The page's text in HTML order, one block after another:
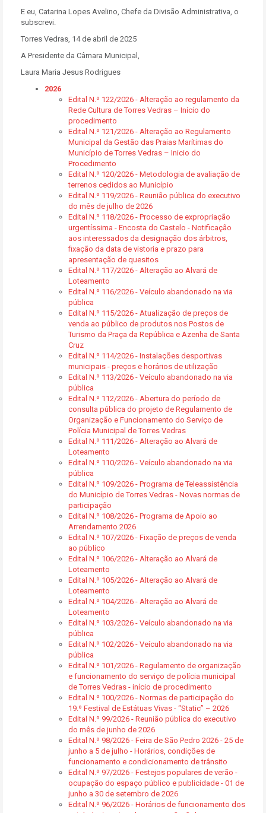
E eu, Catarina Lopes Avelino, Chefe da Divisão Administrativa, o
subscrevi.
Torres Vedras, 14 de abril de 2025
A Presidente da Câmara Municipal,
Laura Maria Jesus Rodrigues
2026
Edital N.º 122/2026 - Alteração ao regulamento da
Rede Cultura de Torres Vedras – Início do
procedimento
Edital N.º 121/2026 - Alteração ao Regulamento
Municipal da Gestão das Praias Marítimas do
Município de Torres Vedras – Inicio do
Procedimento
Edital N.º 120/2026 - Metodologia de avaliação de
terrenos cedidos ao Município
Edital N.º 119/2026 - Reunião pública do executivo
do mês de julho de 2026
Edital N.º 118/2026 - Processo de expropriação
urgentíssima - Encosta do Castelo - Notificação
aos interessados da designação dos árbitros,
fixação da data de vistoria e prazo para
apresentação de quesitos
Edital N.º 117/2026 - Alteração ao Alvará de
Loteamento
Edital N.º 116/2026 - Veículo abandonado na via
pública
Edital N.º 115/2026 - Atualização de preços de
venda ao público de produtos nos Postos de
Turismo da Praça da República e Azenha de Santa
Cruz
Edital N.º 114/2026 - Instalações desportivas
municipais - preços e horários de utilização
Edital N.º 113/2026 - Veículo abandonado na via
pública
Edital N.º 112/2026 - Abertura do período de
consulta pública do projeto de Regulamento de
Organização e Funcionamento do Serviço de
Polícia Municipal de Torres Vedras
Edital N.º 111/2026 - Alteração ao Alvará de
Loteamento
Edital N.º 110/2026 - Veículo abandonado na via
pública
Edital N.º 109/2026 - Programa de Teleassistência
do Município de Torres Vedras - Novas normas de
participação
Edital N.º 108/2026 - Programa de Apoio ao
Arrendamento 2026
Edital N.º 107/2026 - Fixação de preços de venda
ao público
Edital N.º 106/2026 - Alteração ao Alvará de
Loteamento
Edital N.º 105/2026 - Alteração ao Alvará de
Loteamento
Edital N.º 104/2026 - Alteração ao Alvará de
Loteamento
Edital N.º 103/2026 - Veículo abandonado na via
pública
Edital N.º 102/2026 - Veículo abandonado na via
pública
Edital N.º 101/2026 - Regulamento de organização
e funcionamento do serviço de polícia municipal
de Torres Vedras - início de procedimento
Edital N.º 100/2026 - Normas de participação do
19.º Festival de Estátuas Vivas - “Static” – 2026
Edital N.º 99/2026 - Reunião pública do executivo
do mês de junho de 2026
Edital N.º 98/2026 - Feira de São Pedro 2026 - 25 de
junho a 5 de julho - Horários, condições de
funcionamento e condicionamento de trânsito
Edital N.º 97/2026 - Festejos populares de verão -
ocupação do espaço público e publicidade - 01 de
junho a 30 de setembro de 2026
Edital N.º 96/2026 - Horários de funcionamento dos